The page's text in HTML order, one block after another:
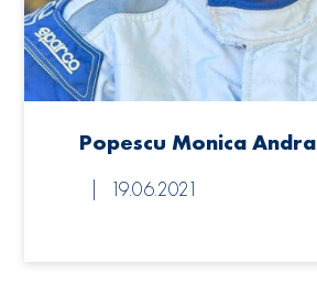
Popescu Monica Andra
19.06.2021